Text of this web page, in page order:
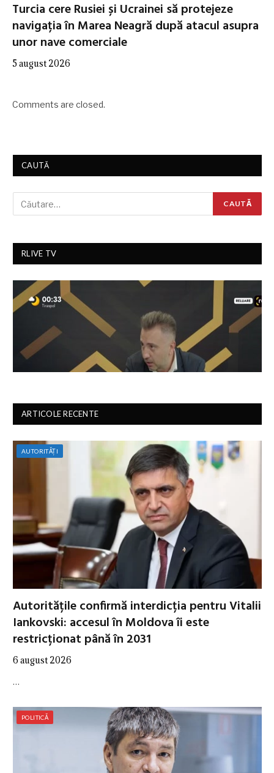
Turcia cere Rusiei și Ucrainei să protejeze
navigația în Marea Neagră după atacul asupra
unor nave comerciale
5 august 2026
Comments are closed.
CAUTĂ
RLIVE TV
ARTICOLE RECENTE
AUTORITĂȚI
Autoritățile confirmă interdicția pentru Vitalii
Iankovski: accesul în Moldova îi este
restricționat până în 2031
6 august 2026
…
POLITICĂ